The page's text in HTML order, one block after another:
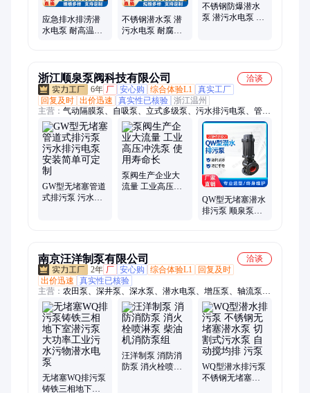
应急排水排涝潜
水电泵 耐高温热
不锈钢潜水泵 潜
污水电泵 耐腐蚀
不锈钢防爆潜水
泵 潜污水电泵 耐
浙江顺泉泵阀科技有限公司
洽谈
6年 厂 安心购 综合体验L1 真实工厂
回复及时 出价迅速 真实性已核验 浙江温州
主营： 气动隔膜泵、自吸泵、立式多级泵、污水排污电泵、管道
增压泵、管道离心泵、不锈钢化工泵、自吸排污泵
GW型无堵塞管道
式排污泵 污水排
泵阀生产企业大
流量 工业高压冲
QW型无堵塞潜水
排污泵 顺泉泵阀
南京汪洋制泵有限公司
洽谈
2年 厂 安心购 综合体验L1
回复及时
出价迅速
真实性已核验
主营： 农田泵、深井泵、深水泵、潜水电泵、增压泵、轴流泵、
加压泵、排污泵、潜水泵、管道泵、稳压泵、消防泵、双吸泵、
多级泵、消火栓泵、深井水泵、深井管泵、消防水泵、应急水
泵、污水提升泵、农用抽水泵、异步电动机、地下取水泵、双吸
离心泵、切割污水泵
无堵塞WQ排污泵
铸铁三相地下室
汪洋制泵 消防消
防泵 消火栓喷淋
WQ型潜水排污泵
不锈钢无堵塞潜